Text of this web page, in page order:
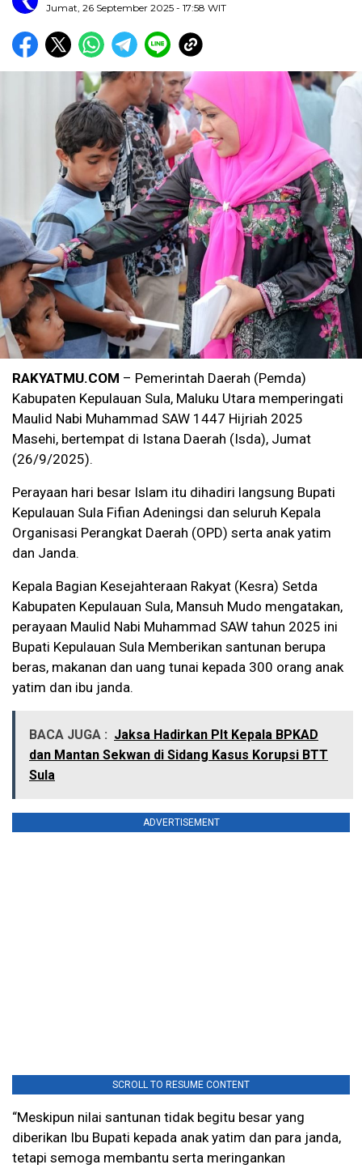
Jumat, 26 September 2025 - 17:58 WIT
RAKYATMU.COM – Pemerintah Daerah (Pemda)
Kabupaten Kepulauan Sula, Maluku Utara memperingati
Maulid Nabi Muhammad SAW 1447 Hijriah 2025
Masehi, bertempat di Istana Daerah (Isda), Jumat
(26/9/2025).
Perayaan hari besar Islam itu dihadiri langsung Bupati
Kepulauan Sula Fifian Adeningsi dan seluruh Kepala
Organisasi Perangkat Daerah (OPD) serta anak yatim
dan Janda.
Kepala Bagian Kesejahteraan Rakyat (Kesra) Setda
Kabupaten Kepulauan Sula, Mansuh Mudo mengatakan,
perayaan Maulid Nabi Muhammad SAW tahun 2025 ini
Bupati Kepulauan Sula Memberikan santunan berupa
beras, makanan dan uang tunai kepada 300 orang anak
yatim dan ibu janda.
BACA JUGA : Jaksa Hadirkan Plt Kepala BPKAD
dan Mantan Sekwan di Sidang Kasus Korupsi BTT
Sula
ADVERTISEMENT
SCROLL TO RESUME CONTENT
“Meskipun nilai santunan tidak begitu besar yang
diberikan Ibu Bupati kepada anak yatim dan para janda,
tetapi semoga membantu serta meringankan